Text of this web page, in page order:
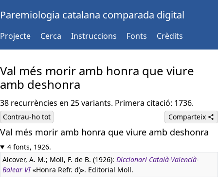
Paremiologia catalana comparada digital
Projecte Cerca Instruccions Fonts Crèdits
Val més morir amb honra que viure
amb deshonra
38 recurrències en 25 variants. Primera citació: 1736.
Contrau-ho tot Comparteix
Val més morir amb honra que viure amb deshonra
4 fonts, 1926.
Alcover, A. M.; Moll, F. de B. (1926): Diccionari Català-Valencià-
Balear VI«Honra Refr. d)». Editorial Moll.